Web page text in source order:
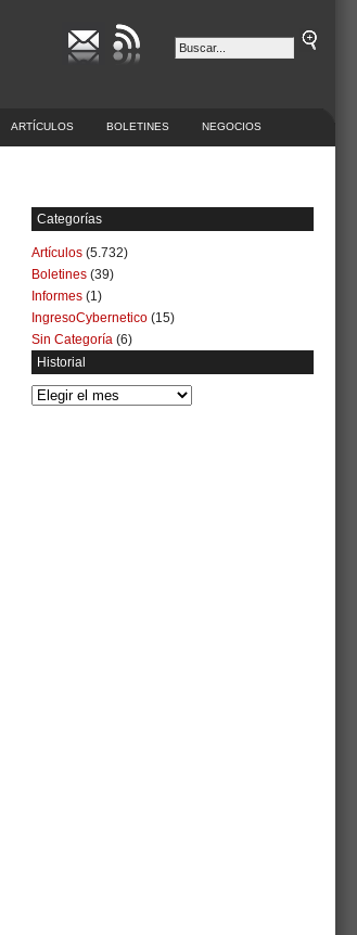
ARTÍCULOS BOLETINES NEGOCIOS
Categorías
Artículos (5.732)
Boletines (39)
Informes (1)
IngresoCybernetico (15)
Sin Categoría (6)
Historial
Historial